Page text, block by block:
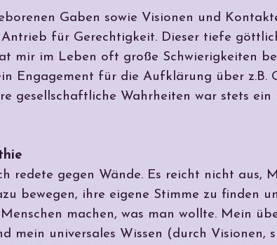
Gaben sowie Visionen und
für Gerechtigkeit. Dieser tiefe
mir im Leben oft große Schwierigkeiten
Engagement für die Aufklärung über z.B.
gesellschaftliche Wahrheiten war stets ein
redete gegen Wände. Es reicht nicht aus,
bewegen, ihre eigene Stimme zu finden
machen, was man wollte. Mein
mein universales Wissen (durch Visionen,